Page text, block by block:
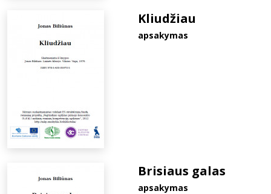
Kliudžiau
apsakymas
Brisiaus galas
apsakymas